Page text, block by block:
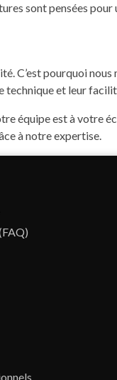
sont pensées pour
C’est pourquoi
technique et leur
équipe est à votre
à notre expertise.